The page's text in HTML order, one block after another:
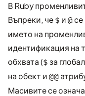
В Ruby
Въпреки, че $ и @се
името на
идентификация на
обхвата ($ за
на обект и @@
Масивите се